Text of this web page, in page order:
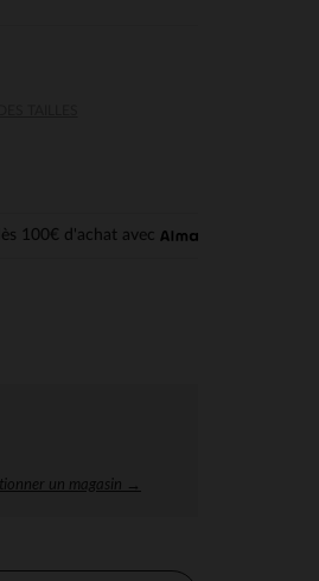
100€ d'achat avec
un magasin →